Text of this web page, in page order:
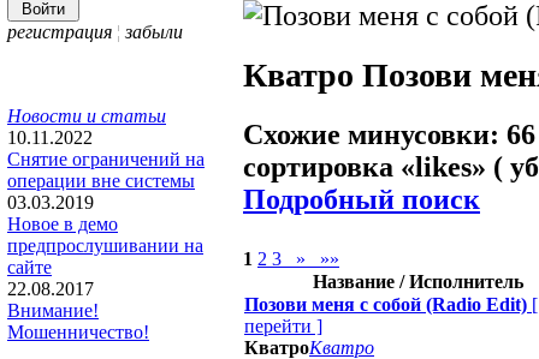
регистрация ¦ забыли
Новости и статьи
10.11.2022
Снятие ограничений на
операции вне системы
03.03.2019
Новое в демо
предпрослушивании на
сайте
22.08.2017
Внимание!
Мошенничество!
Кватро Позови
Схожие минусовки: 66
сортировка «likes» (
Подробный поиск
1 2 3 »
»»
Название / Исполнитель
Позови меня с собой (Radio Edit) [
перейти ]
КватроКватро